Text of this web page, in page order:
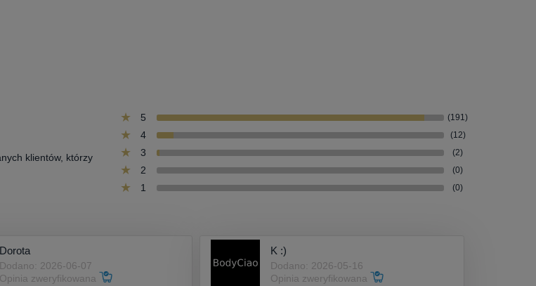
klientów, którzy
5 (191)
4 (12)
3 (2)
2 (0)
1 (0)
Dorota
Dodano: 2026-06-07
Opinia zweryfikowana
K :)
Dodano: 2026-05-16
Opinia zweryfikowana